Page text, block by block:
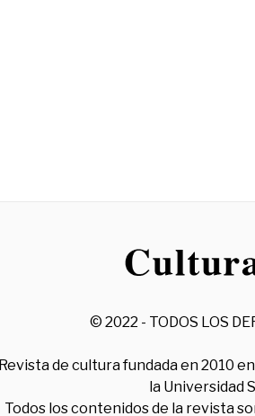
© 2022 - TODOS LOS
Revista de cultura fundada en 2010
la Universidad
Todos los contenidos de la revista